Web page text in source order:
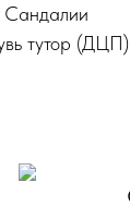
Сандалии
тутор (ДЦП)